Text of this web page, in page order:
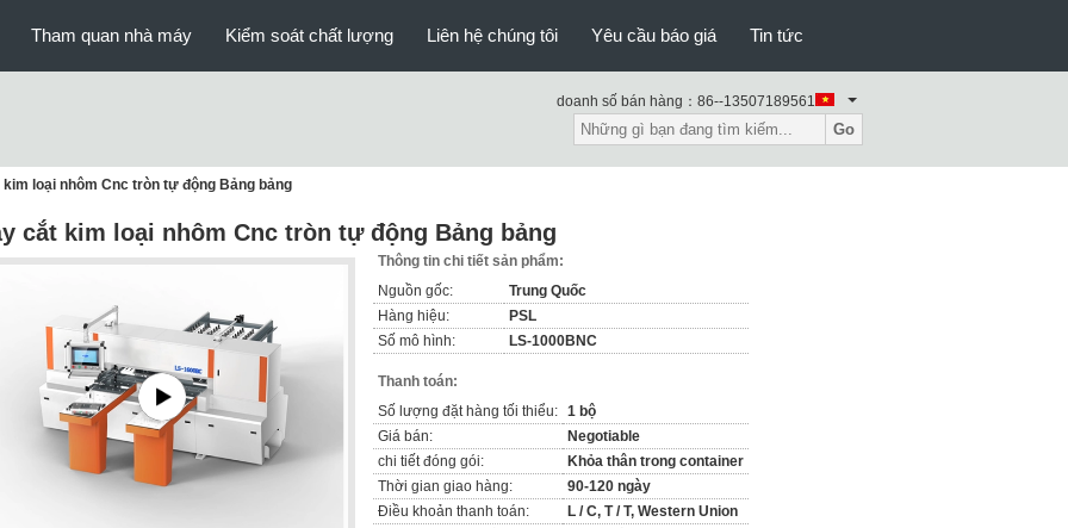
Tham quan nhà máy Kiểm soát chất lượng Liên hệ chúng tôi Yêu cầu báo giá Tin tức
doanh số bán hàng： 86--13507189561
Go
kim loại nhôm Cnc tròn tự động Bảng bảng
cắt kim loại nhôm Cnc tròn tự động Bảng bảng
Thông tin chi tiết sản phẩm:
Nguồn gốc:
Trung Quốc
Hàng hiệu:
PSL
Số mô hình:
LS-1000BNC
Thanh toán:
Số lượng đặt hàng tối thiểu: 1 bộ
Giá bán:
Negotiable
chi tiết đóng gói:
Khỏa thân trong container
Thời gian giao hàng:
90-120 ngày
Điều khoản thanh toán:
L / C, T / T, Western Union